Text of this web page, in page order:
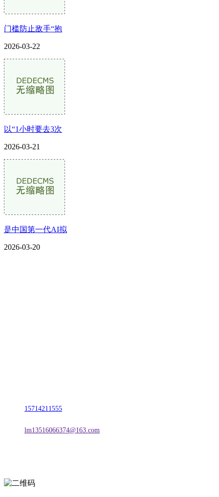
门槛防止敌手“抱
2026-03-22
以“1小时要去3次
2026-03-21
是中国第一代AI拟
2026-03-20
15714211555
lm13516066374@163.com